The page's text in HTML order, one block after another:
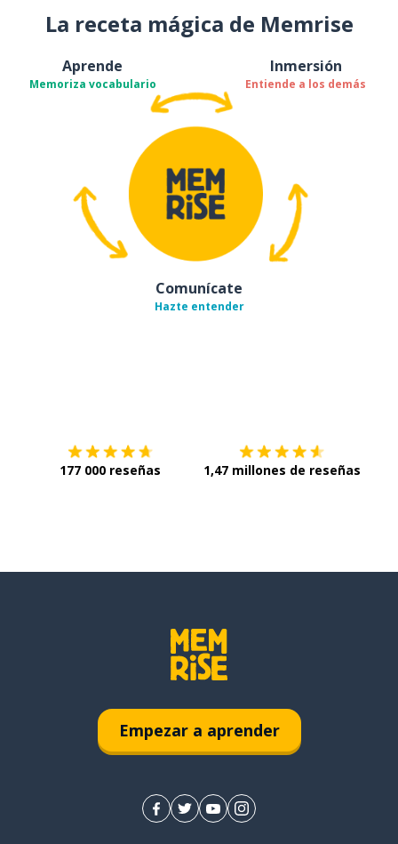
La receta mágica de Memrise
Aprende
Memoriza vocabulario
Inmersión
Entiende a los demás
Comunícate
Hazte entender
177 000 reseñas 1,47 millones de reseñas
Empezar a aprender